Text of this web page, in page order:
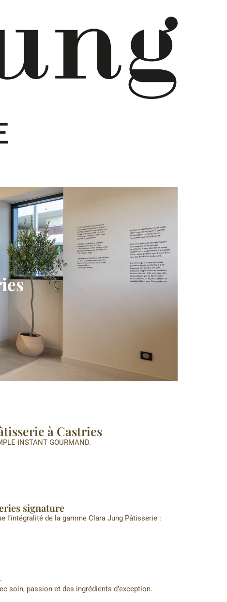
à Castries
INSTANT GOURMAND.
signature
l’intégralité de la gamme Clara Jung Pâtisserie :
soin, passion et des ingrédients d’exception.